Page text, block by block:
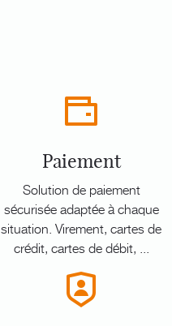
Paiement
Solution de paiement
sécurisée adaptée à chaque
situation. Virement, cartes de
crédit, cartes de débit, ...